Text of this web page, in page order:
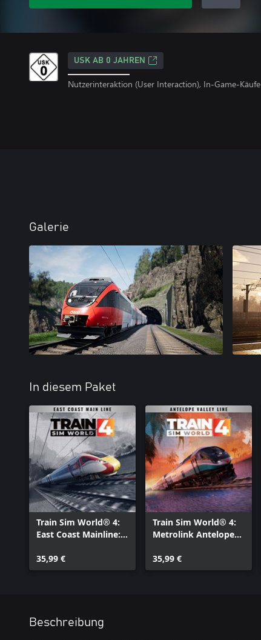
USK AB 0 JAHREN
Nutzerinteraktion (User Interaction), In-Game-Käufe
Galerie
In diesem Paket
Train Sim World® 4:
East Coast Mainline:
Doncaster
35,99 €
Train Sim World® 4:
Metrolink Antelope
Angeles - Lancaster
Route Add-On
35,99 €
Beschreibung